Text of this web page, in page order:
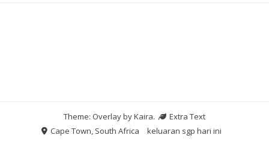
Theme: Overlay byKaira.
Extra Text
Cape Town, South Africa
keluaran sgp hari ini